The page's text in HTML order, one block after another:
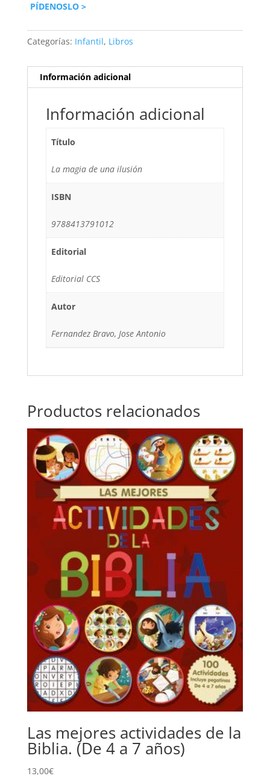
PÍDENOSLO >
Categorías: Infantil, Libros
Información adicional
Información adicional
Título
La magia de una ilusión
ISBN
9788413791012
Editorial
Editorial CCS
Autor
Fernandez Bravo, Jose Antonio
Productos relacionados
Las mejores actividades de la
Biblia. (De 4 a 7 años)
13,00€